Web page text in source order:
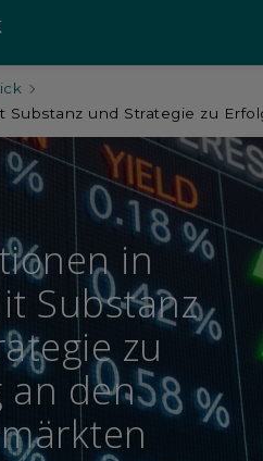
Substanz und Strategie zu
in
Substanz
zu
an den